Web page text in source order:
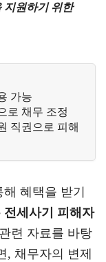
지원하기 위한
가능
로 채무 조정
직권으로 피해
혜택을 받기
전세사기 피해자
련 자료를 바탕
, 채무자의 변제